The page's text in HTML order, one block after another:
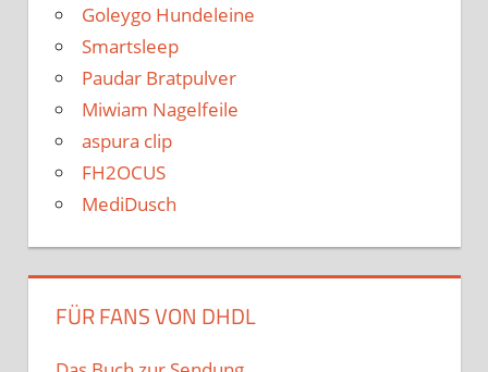
Goleygo Hundeleine
Smartsleep
Paudar Bratpulver
Miwiam Nagelfeile
aspura clip
FH2OCUS
MediDusch
FÜR FANS VON DHDL